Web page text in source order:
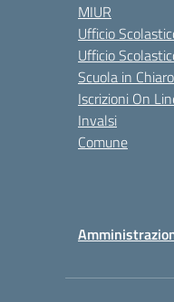
MIUR
Ufficio
Ufficio
Scuola in Chiaro
Iscrizioni On
Invalsi
Comune